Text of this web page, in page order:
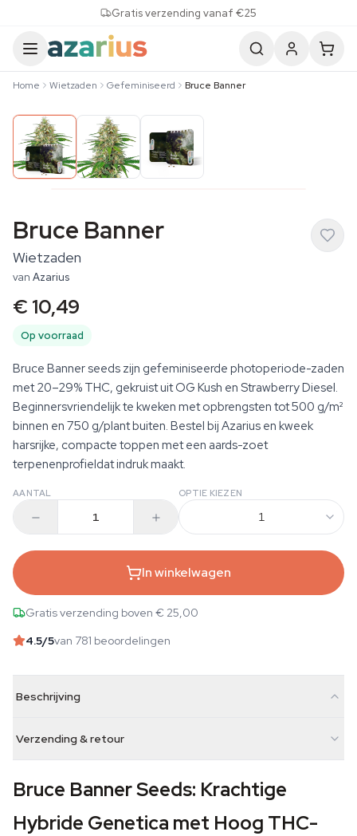
Gratis verzending vanaf €25
Home Wietzaden Gefeminiseerd Bruce Banner
Bruce Banner
Wietzaden
van Azarius
€ 10,49
Op voorraad
Bruce Banner seeds zijn gefeminiseerde photoperiode-zaden
met 20–29% THC, gekruist uit OG Kush en Strawberry Diesel.
Beginnersvriendelijk te kweken met opbrengsten tot 500 g/m²
binnen en 750 g/plant buiten. Bestel bij Azarius en kweek
harsrijke, compacte toppen met een aards-zoet
terpenenprofieldat indruk maakt.
AANTAL OPTIE KIEZEN
1
In winkelwagen
Gratis verzending boven € 25,00
4.5/5van 781 beoordelingen
Beschrijving
Verzending & retour
Bruce Banner Seeds: Krachtige
Hybride Genetica met Hoog THC-